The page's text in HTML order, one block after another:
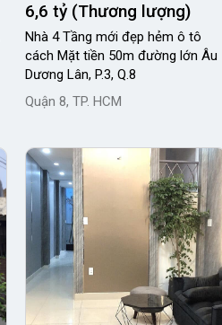
6,6 tỷ (Thương lượng)
Nhà 4 Tầng mới đẹp hẻm ô tô
cách Mặt tiền 50m đường lớn Âu
Dương Lân, P.3, Q.8
Quận 8, TP. HCM